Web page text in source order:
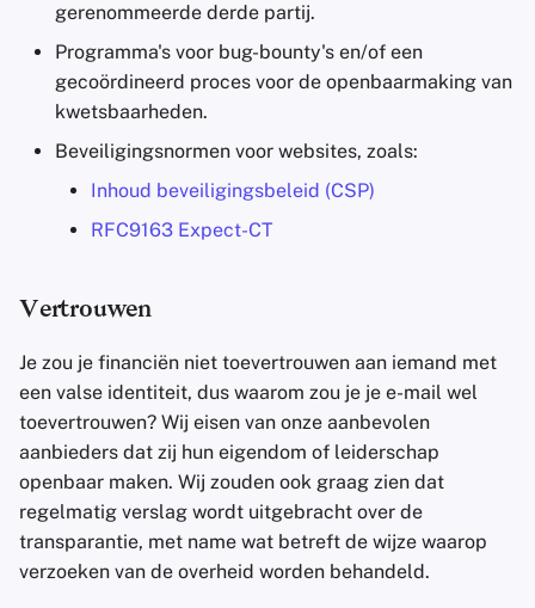
gerenommeerde derde partij.
Programma's voor bug-bounty's en/of een
gecoördineerd proces voor de openbaarmaking van
kwetsbaarheden.
Beveiligingsnormen voor websites, zoals:
Inhoud beveiligingsbeleid (CSP)
RFC9163 Expect-CT
Vertrouwen
Je zou je financiën niet toevertrouwen aan iemand met
een valse identiteit, dus waarom zou je je e-mail wel
toevertrouwen? Wij eisen van onze aanbevolen
aanbieders dat zij hun eigendom of leiderschap
openbaar maken. Wij zouden ook graag zien dat
regelmatig verslag wordt uitgebracht over de
transparantie, met name wat betreft de wijze waarop
verzoeken van de overheid worden behandeld.